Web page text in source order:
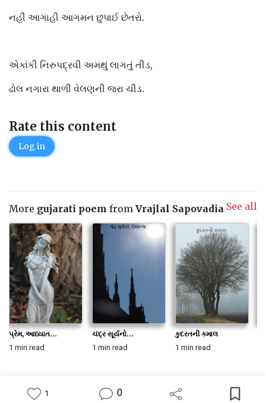
નહીં આગાહી આગમન છુપાઈ છેતરો.
એકાંકી નિરુપદ્રવી અમથું લાગતું તીડ,
ઢોલ નગારા થાળી વેલણની જરા ચીડ.
Rate this content
Log in
More gujarati poem from Vrajlal Sapovadia See all
પ્રેમ, આધ્યાત...
1 min read
ચંદ્ર સૂર્યનો...
1 min read
કુદરતની કમાલ
1 min read
1 0